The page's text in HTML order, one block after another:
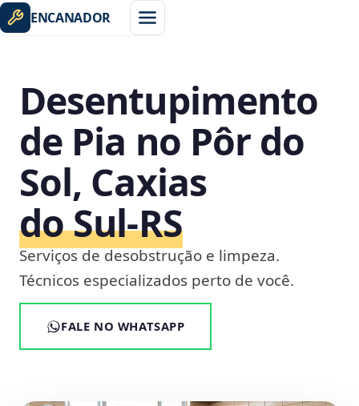
ENCANADOR
Desentupimento
de Pia no Pôr do
Sol, Caxias
do Sul‑RS
Serviços de desobstrução e limpeza.
Técnicos especializados perto de você.
FALE NO WHATSAPP